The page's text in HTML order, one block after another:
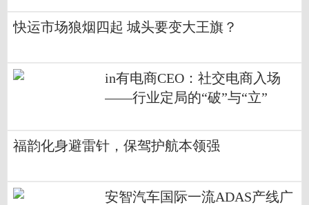
快运市场狼烟四起 城头要变大王旗？
in有电商CEO：社交电商入场
——行业定局的“破”与“立”
福韵化身避雷针，保驾护航本领强
安智汽车国际一流ADAS产线广